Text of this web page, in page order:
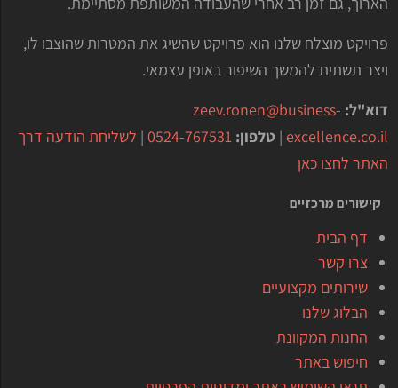
פרויקט מוצלח שלנו הוא פרויקט שהשיג את המטרות שהוצבו לו,
ויצר תשתית להמשך השיפור באופן עצמאי.
דוא"ל: zeev.ronen@business-
excellence.co.il
| טלפון: 0524-767531
| לשליחת הודעה דרך
האתר לחצו כאן
קישורים מרכזיים
דף הבית
צרו קשר
שירותים מקצועיים
הבלוג שלנו
החנות המקוונת
חיפוש באתר